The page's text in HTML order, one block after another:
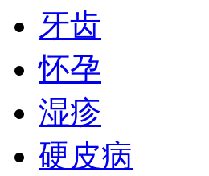
牙齿
怀孕
湿疹
硬皮病